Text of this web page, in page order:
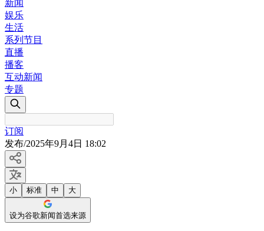
新闻
娱乐
生活
系列节目
直播
播客
互动新闻
专题
订阅
发布/2025年9月4日 18:02
小 标准 中 大
设为谷歌新闻首选来源